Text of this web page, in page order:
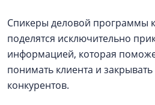
Спикеры деловой программы
поделятся исключительно
информацией, которая
понимать клиента и
конкурентов.